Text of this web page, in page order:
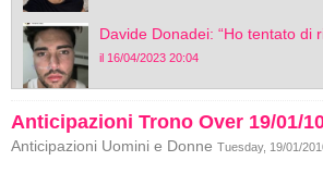
Davide Donadei: “Ho tentato di
il 16/04/2023 20:04
Anticipazioni Trono Over 19/01/
Anticipazioni Uomini e Donne Tuesday, 19/01/